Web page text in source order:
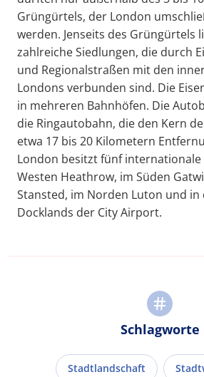
Grüngürtels, der London
werden. Jenseits des Grüngürtels
zahlreiche Siedlungen, die durch
und Regionalstraßen mit den
Londons verbunden sind. Die
in mehreren Bahnhöfen. Die
die Ringautobahn, die den Kern
etwa 17 bis 20 Kilometern
London besitzt fünf internationale
Westen Heathrow, im Süden
Stansted, im Norden Luton und in
Docklands der City Airport.
Schlagworte
Stadtlandschaft